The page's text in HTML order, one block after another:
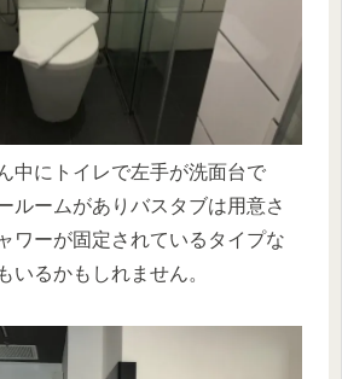
中にトイレで左手が洗面台で
ルームがありバスタブは用意さ
ワーが固定されているタイプな
いるかもしれません。